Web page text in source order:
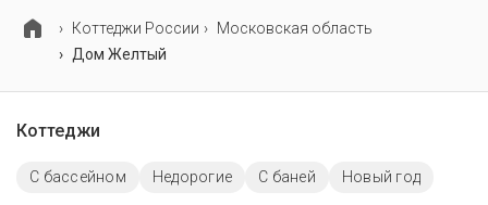
Коттеджи России
Московская область
Дом Желтый
Коттеджи
С бассейном Недорогие С баней Новый год